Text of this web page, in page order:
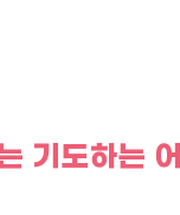
기도하는